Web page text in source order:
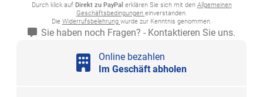
Durch klick auf Direkt zu PayPal erklären Sie sich mit den Allgemeinen
Geschäftsbedingungen einverstanden.
Die Widerrufsbelehrung wurde zur Kenntnis genommen.
Sie haben noch Fragen? - Kontaktieren Sie uns.
Online bezahlen
Im Geschäft abholen